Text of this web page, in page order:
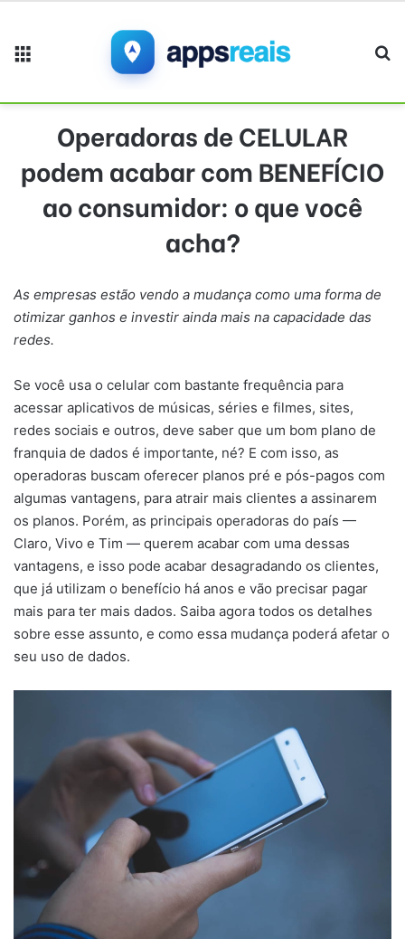
Operadoras de CELULAR
podem acabar com BENEFÍCIO
ao consumidor: o que você
acha?
As empresas estão vendo a mudança como uma forma de
otimizar ganhos e investir ainda mais na capacidade das
redes.
Se você usa o celular com bastante frequência para
acessar aplicativos de músicas, séries e filmes, sites,
redes sociais e outros, deve saber que um bom plano de
franquia de dados é importante, né? E com isso, as
operadoras buscam oferecer planos pré e pós-pagos com
algumas vantagens, para atrair mais clientes a assinarem
os planos. Porém, as principais operadoras do país —
Claro, Vivo e Tim — querem acabar com uma dessas
vantagens, e isso pode acabar desagradando os clientes,
que já utilizam o benefício há anos e vão precisar pagar
mais para ter mais dados. Saiba agora todos os detalhes
sobre esse assunto, e como essa mudança poderá afetar o
seu uso de dados.